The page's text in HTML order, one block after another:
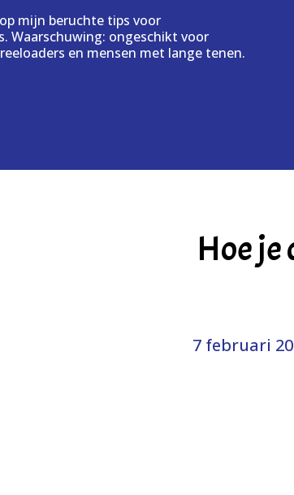
mijn beruchte tips voor
Waarschuwing: ongeschikt voor
en mensen met lange tenen.
Hoe
7 februari